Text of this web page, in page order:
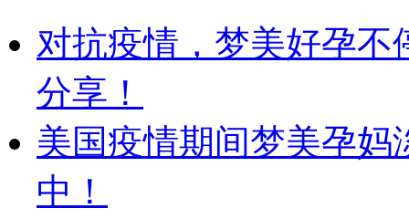
对抗疫情，梦美好孕
分享！
美国疫情期间梦美孕
中！